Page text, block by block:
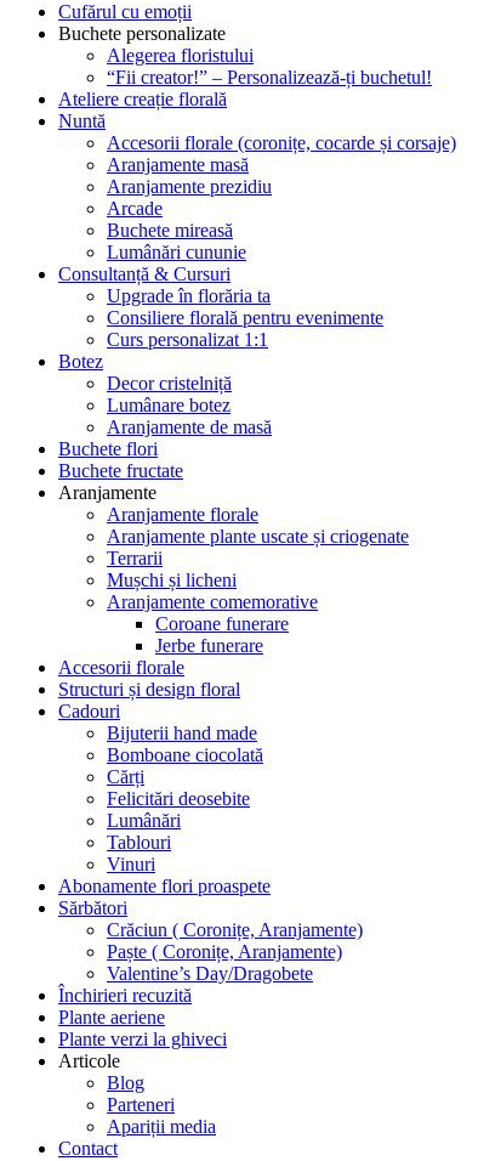
Cufărul cu emoții
Buchete personalizate
Alegerea floristului
“Fii creator!” – Personalizează-ți buchetul!
Ateliere creație florală
Nuntă
Accesorii florale (coronițe, cocarde și corsaje)
Aranjamente masă
Aranjamente prezidiu
Arcade
Buchete mireasă
Lumânări cununie
Consultanță & Cursuri
Upgrade în florăria ta
Consiliere florală pentru evenimente
Curs personalizat 1:1
Botez
Decor cristelniță
Lumânare botez
Aranjamente de masă
Buchete flori
Buchete fructate
Aranjamente
Aranjamente florale
Aranjamente plante uscate și criogenate
Terrarii
Mușchi și licheni
Aranjamente comemorative
Coroane funerare
Jerbe funerare
Accesorii florale
Structuri și design floral
Cadouri
Bijuterii hand made
Bomboane ciocolată
Cărți
Felicitări deosebite
Lumânări
Tablouri
Vinuri
Abonamente flori proaspete
Sărbători
Crăciun ( Coronițe, Aranjamente)
Paște ( Coronițe, Aranjamente)
Valentine’s Day/Dragobete
Închirieri recuzită
Plante aeriene
Plante verzi la ghiveci
Articole
Blog
Parteneri
Apariții media
Contact